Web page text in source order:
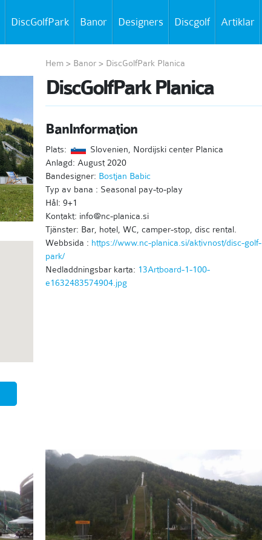
DiscGolfPark Banor Designers Discgolf Artiklar
Hem > Banor> DiscGolfPark Planica
DiscGolfPark Planica
BanInformation
Plats:
Slovenien, Nordijski center Planica
Anlagd: August 2020
Bandesigner: Bostjan Babic
Typ av bana : Seasonal pay-to-play
Hål: 9+1
Kontakt: info@nc-planica.si
Tjänster: Bar, hotel, WC, camper-stop, disc rental.
Webbsida : https://www.nc-planica.si/aktivnost/disc-golf-
park/
Nedladdningsbar karta: 13Artboard-1-100-
e1632483574904.jpg